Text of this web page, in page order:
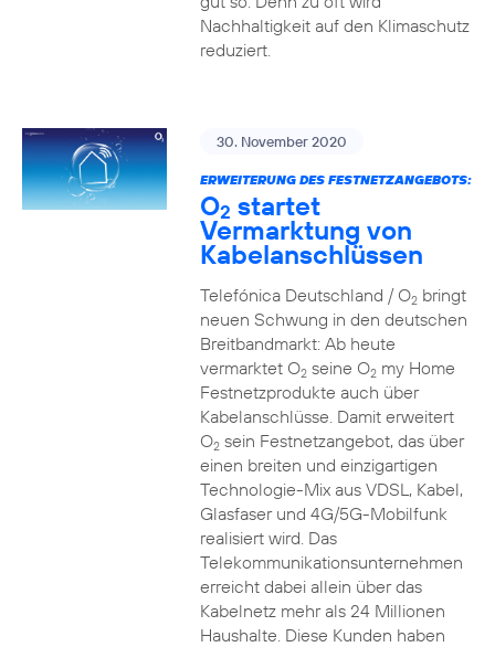
Nachhaltigkeit auf den Klimaschutz
reduziert.
30. November 2020
ERWEITERUNG DES FESTNETZANGEBOTS:
O2 startet
Vermarktung von
Kabelanschlüssen
Telefónica Deutschland / O2bringt
neuen Schwung in den deutschen
Breitbandmarkt: Ab heute
vermarktet O2seine O2my Home
Festnetzprodukte auch über
Kabelanschlüsse. Damit erweitert
O2sein Festnetzangebot, das über
einen breiten und einzigartigen
Technologie-Mix aus VDSL, Kabel,
Glasfaser und 4G/5G-Mobilfunk
realisiert wird. Das
Telekommunikationsunternehmen
erreicht dabei allein über das
Kabelnetz mehr als 24 Millionen
Haushalte. Diese Kunden haben